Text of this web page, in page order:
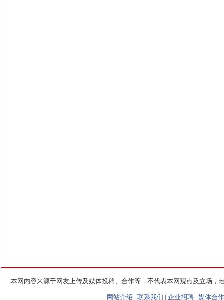
本网内容来源于网友上传及媒体投稿、合作等，不代表本网观点及立场
网站介绍 | 联系我们 | 企业招聘 | 媒体合作